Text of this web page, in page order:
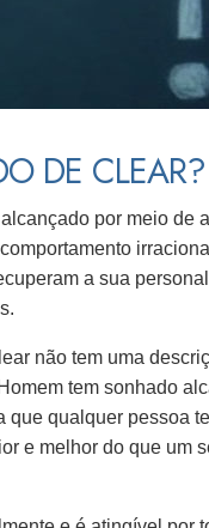
DE CLEAR?
por meio de
a sua
não tem uma
tem sonhado
que qualquer pessoa
e melhor do que um